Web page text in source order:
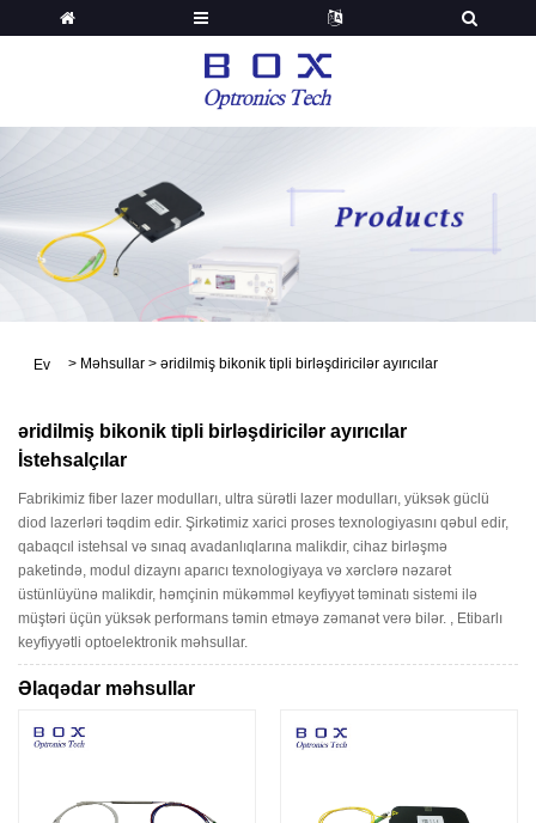
Ev > Məhsullar > əridilmiş bikonik tipli birləşdiricilər ayırıcılar
əridilmiş bikonik tipli birləşdiricilər ayırıcılar
İstehsalçılar
Fabrikimiz fiber lazer modulları, ultra sürətli lazer modulları, yüksək güclü
diod lazerləri təqdim edir. Şirkətimiz xarici proses texnologiyasını qəbul edir,
qabaqcıl istehsal və sınaq avadanlıqlarına malikdir, cihaz birləşmə
paketində, modul dizaynı aparıcı texnologiyaya və xərclərə nəzarət
üstünlüyünə malikdir, həmçinin mükəmməl keyfiyyət təminatı sistemi ilə
müştəri üçün yüksək performans təmin etməyə zəmanət verə bilər. , Etibarlı
keyfiyyətli optoelektronik məhsullar.
Əlaqədar məhsullar